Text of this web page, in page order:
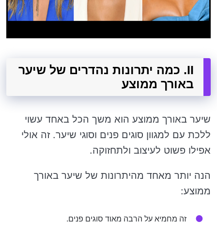
II. כמה יתרונות נהדרים של שיער
באורך ממוצע
שיער באורך ממוצע הוא משך הכל באחד עשוי
ללכת עם למגוון סוגים פנים וסוגי שיער. זה אולי
אפילו פשוט לעיצוב ולתחזוקה.
הנה יותר מאחד מהיתרונות של שיער באורך
ממוצע:
זה מחמיא על הרבה מאוד סוגים פנים.